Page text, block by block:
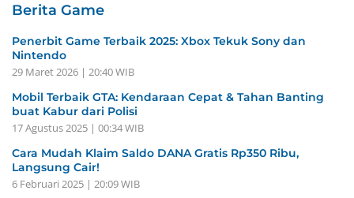
Berita Game
Penerbit Game Terbaik 2025: Xbox Tekuk Sony dan
Nintendo
29 Maret 2026 | 20:40 WIB
Mobil Terbaik GTA: Kendaraan Cepat & Tahan Banting
buat Kabur dari Polisi
17 Agustus 2025 | 00:34 WIB
Cara Mudah Klaim Saldo DANA Gratis Rp350 Ribu,
Langsung Cair!
6 Februari 2025 | 20:09 WIB